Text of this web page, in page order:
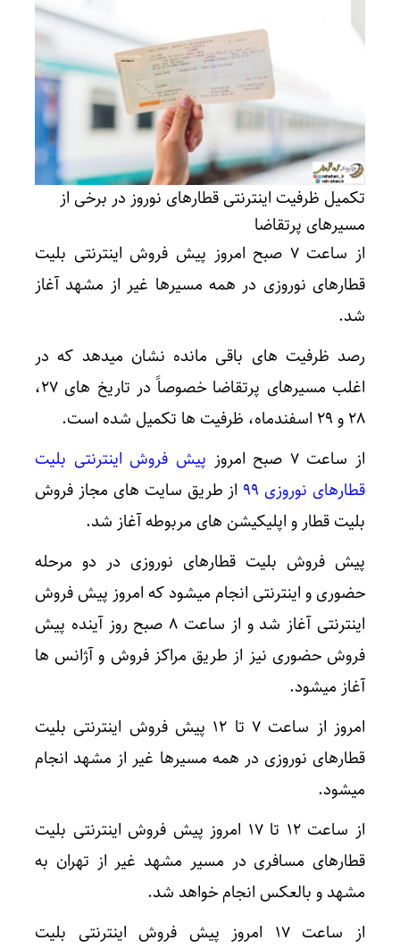
تکمیل ظرفیت اینترنتی قطارهای نوروز‌ در برخی از
مسیرهای پرتقاضا
از ساعت ۷ صبح امروز پیش فروش اینترنتی بلیت
قطارهای نوروزی در همه مسیرها غیر از مشهد آغاز
شد.
رصد ظرفیت های باقی مانده نشان میدهد که در
اغلب مسیرهای پرتقاضا خصوصاً در تاریخ های ۲۷،
۲۸ و ۲۹ اسفند‌ماه، ظرفیت ها تکمیل شده است.
از ساعت ۷ صبح امروز
پیش فروش اینترنتی بلیت
قطارهای نوروزی ۹۹
از طریق‌ سایت های مجاز فروش
بلیت قطار و اپلیکیشن های مربوطه آغاز شد.
پیش فروش بلیت قطارهای نوروزی در دو مرحله
حضوری و اینترنتی انجام میشود که امروز پیش فروش
اینترنتی آغاز شد و از ساعت ۸ صبح روز آینده پیش
فروش حضوری نیز از طریق مراکز فروش و آژانس ها
آغاز میشود.
امروز از ساعت ۷ تا ۱۲ پیش فروش اینترنتی بلیت
قطارهای نوروزی در همه مسیرها غیر از مشهد انجام
میشود.
از ساعت ۱۲ تا ۱۷ امروز پیش فروش اینترنتی بلیت
قطارهای مسافری در مسیر مشهد غیر از تهران به
مشهد و بالعکس انجام خواهد شد.
از ساعت ۱۷ امروز پیش فروش اینترنتی بلیت